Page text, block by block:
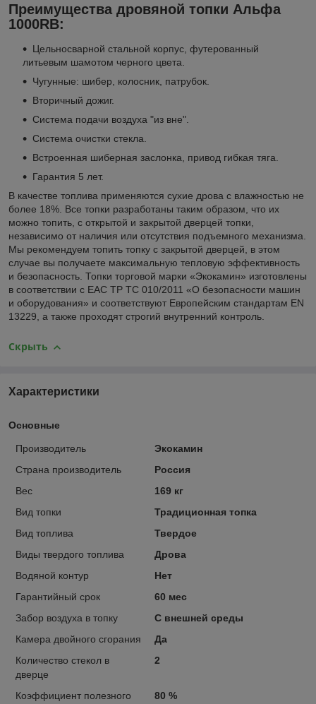
Преимущества дровяной топки Альфа
1000RB:
Цельносварной стальной корпус, футерованный
литьевым шамотом черного цвета.
Чугунные: шибер, колосник, патрубок.
Вторичный дожиг.
Система подачи воздуха "из вне".
Система очистки стекла.
Встроенная шиберная заслонка, привод гибкая тяга.
Гарантия 5 лет.
В качестве топлива применяются сухие дрова с влажностью не
более 18%. Все топки разработаны таким образом, что их
можно топить, с открытой и закрытой дверцей топки,
независимо от наличия или отсутствия подъемного механизма.
Мы рекомендуем топить топку с закрытой дверцей, в этом
случае вы получаете максимальную тепловую эффективность
и безопасность. Топки торговой марки «Экокамин» изготовлены
в соответствии с ЕАС ТР ТС 010/2011 «О безопасности машин
и оборудования» и соответствуют Европейским стандартам EN
13229, а также проходят строгий внутренний контроль.
Скрыть
Характеристики
Основные
Производитель
Экокамин
Страна производитель
Россия
Вес
169 кг
Вид топки
Традиционная топка
Вид топлива
Твердое
Виды твердого топлива
Дрова
Водяной контур
Нет
Гарантийный срок
60 мес
Забор воздуха в топку
С внешней среды
Камера двойного сгорания
Да
Количество стекол в
дверце
2
Коэффициент полезного 80 %